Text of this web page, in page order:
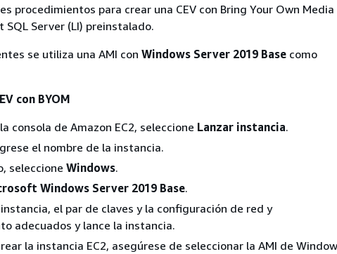
procedimientos para crear una CEV con Bring Your Own Media
SQL Server (LI) preinstalado.
se utiliza una AMI con Windows Server 2019 Base como
con BYOM
consola de Amazon EC2, seleccione Lanzar instancia.
el nombre de la instancia.
seleccione Windows.
Windows Server 2019 Base.
el par de claves y la configuración de red y
adecuados y lance la instancia.
la instancia EC2, asegúrese de seleccionar la AMI de